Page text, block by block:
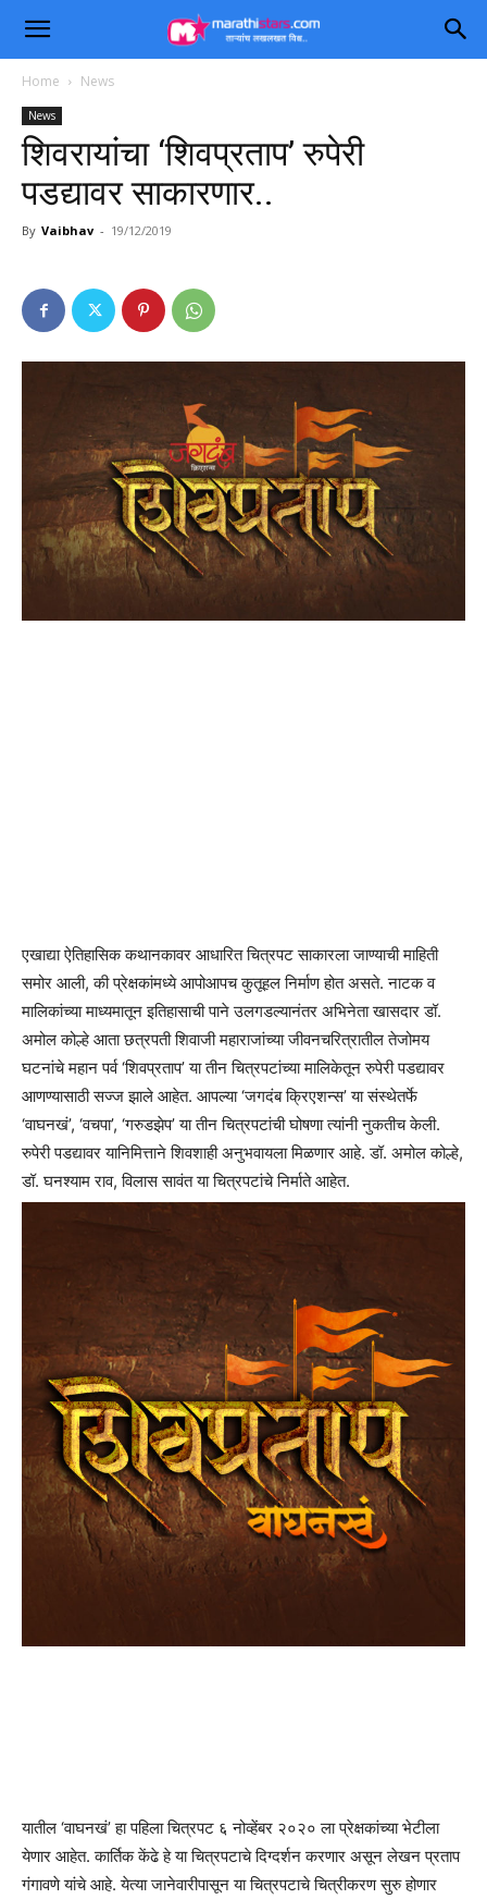
Home News
News
शिवरायांचा ‘शिवप्रताप’ रुपेरी
पडद्यावर साकारणार..
By Vaibhav - 19/12/2019
एखाद्या ऐतिहासिक कथानकावर आधारित चित्रपट साकारला जाण्याची माहिती
समोर आली, की प्रेक्षकांमध्ये आपोआपच कुतूहल निर्माण होत असते. नाटक व
मालिकांच्या माध्यमातून इतिहासाची पाने उलगडल्यानंतर अभिनेता खासदार डॉ.
अमोल कोल्हे आता छत्रपती शिवाजी महाराजांच्या जीवनचरित्रातील तेजोमय
घटनांचे महान पर्व ‘शिवप्रताप’ या तीन चित्रपटांच्या मालिकेतून रुपेरी पडद्यावर
आणण्यासाठी सज्ज झाले आहेत. आपल्या ‘जगदंब क्रिएशन्स’ या संस्थेतर्फे
‘वाघनखं’, ‘वचपा’, ‘गरुडझेप’ या तीन चित्रपटांची घोषणा त्यांनी नुकतीच केली.
रुपेरी पडद्यावर यानिमित्ताने शिवशाही अनुभवायला मिळणार आहे. डॉ. अमोल कोल्हे,
डॉ. घनश्याम राव, विलास सावंत या चित्रपटांचे निर्माते आहेत.
यातील ‘वाघनखं’ हा पहिला चित्रपट ६ नोव्हेंबर २०२० ला प्रेक्षकांच्या भेटीला
येणार आहेत. कार्तिक केंढे हे या चित्रपटाचे दिग्दर्शन करणार असून लेखन प्रताप
गंगावणे यांचे आहे. येत्या जानेवारीपासून या चित्रपटाचे चित्रीकरण सुरु होणार